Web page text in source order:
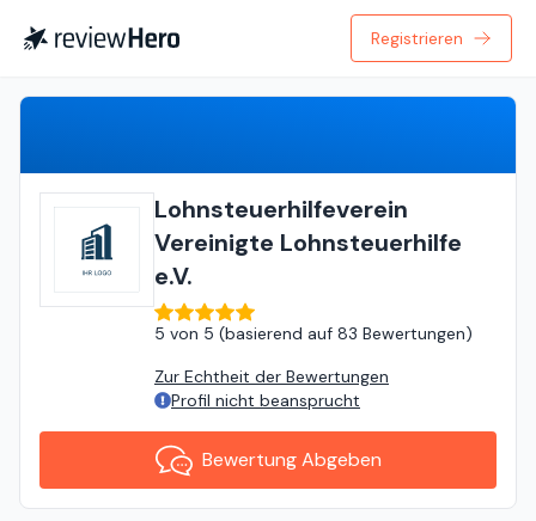
Registrieren
Lohnsteuerhilfeverein
Vereinigte Lohnsteuerhilfe
e.V.
5 von 5 (basierend auf 83 Bewertungen)
Zur Echtheit der Bewertungen
Profil nicht beansprucht
Bewertung Abgeben